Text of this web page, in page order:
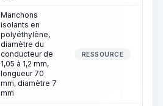
Manchons
isolants en
polyéthylène,
diamètre du
conducteur de
1,05 à 1,2 mm,
longueur 70
mm, diamètre 7
mm
RESSOURCE